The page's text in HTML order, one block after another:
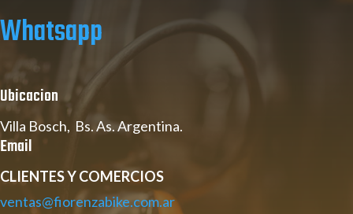
Whatsapp
Ubicacion
Villa Bosch, Bs. As. Argentina.
Email
CLIENTES Y COMERCIOS
ventas@fiorenzabike.com.ar